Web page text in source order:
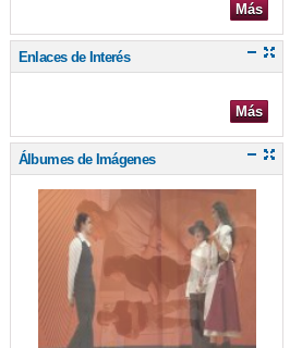
Más
Enlaces de Interés
Más
Álbumes de Imágenes